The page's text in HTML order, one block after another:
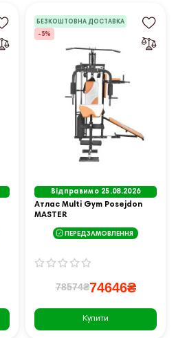
БЕЗКОШТОВНА ДОСТАВКА
-5%
Відправимо 25.08.2026
Атлас Multi Gym Posejdon
MASTER
ПЕРЕДЗАМОВЛЕННЯ
78574₴74646₴
Купити